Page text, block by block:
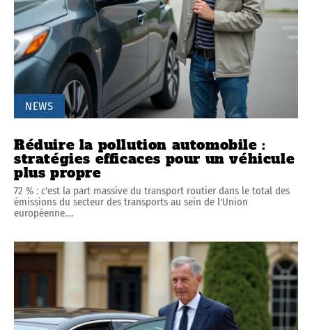
NEWS
Réduire la pollution automobile :
stratégies efficaces pour un véhicule
plus propre
72 % : c'est la part massive du transport routier dans le total des
émissions du secteur des transports au sein de l'Union
européenne.…